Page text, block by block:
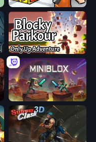
Grand Escape: Prison
Blocky Parkour: Only Up Adventure
Miniblox